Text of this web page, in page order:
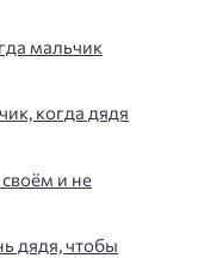
мальчик
когда дядя
и не
дядя, чтобы